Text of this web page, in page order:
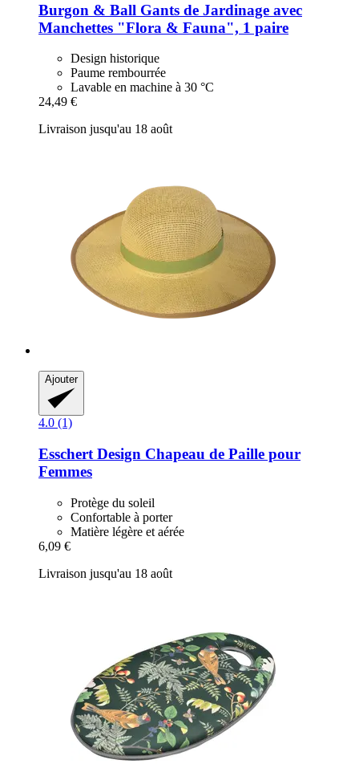
Burgon & Ball Gants de Jardinage avec
Manchettes "Flora & Fauna", 1 paire
Design historique
Paume rembourrée
Lavable en machine à 30 °C
24,49 €
Livraison jusqu'au 18 août
Ajouter
4.0 (1)
Esschert Design Chapeau de Paille pour
Femmes
Protège du soleil
Confortable à porter
Matière légère et aérée
6,09 €
Livraison jusqu'au 18 août